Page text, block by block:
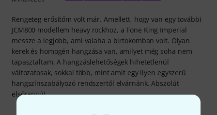
Rengeteg erősítőm volt már. Amellett, hogy van egy további
JCM800 modellem heavy rockhoz, a Tone King Imperial
messze a legjobb, ami valaha a birtokomban volt. Olyan
kerek és homogén hangzása van, amilyet még soha nem
tapasztaltam. A hangzáslehetőségek hihetetlenül
változatosak, sokkal több, mint amit egy ilyen egyszerű
hangszínszabályozó rendszertől elvárnánk. Abszolút
elsőrangú!